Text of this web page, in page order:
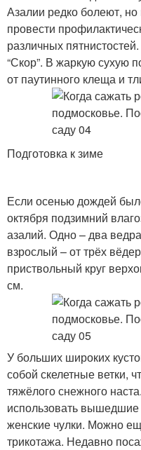
Азалии редко болеют, но
провести
различных
“Скор”. В жаркую сухую
от паутинного клеща и
Подготовка к зиме
Если осенью дождей
октября подзимний
азалий. Одно – два
взрослый – от трёх
приствольный круг
см.
У больших широких
собой скелетные ветки,
тяжёлого снежного
использовать вышедшие
женские чулки. Можно
трикотажа. Недавно